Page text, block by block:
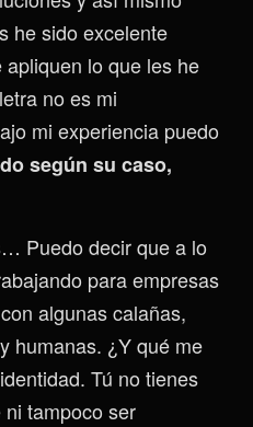
he sido excelente
lo que les he
no es mi
mi experiencia puedo
según su caso,
Puedo decir que a lo
para empresas
algunas calañas,
humanas. ¿Y qué me
Tú no tienes
tampoco ser